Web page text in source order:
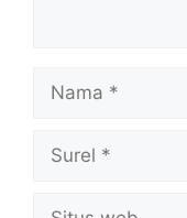
Nama
Surel
Situs